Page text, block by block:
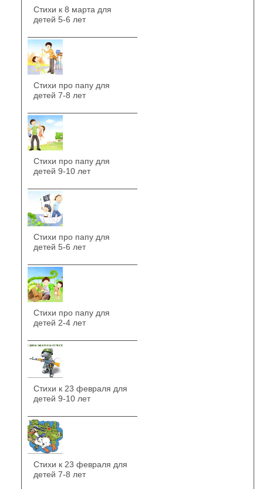
Стихи к 8 марта для
детей 5-6 лет
Стихи про папу для
детей 7-8 лет
Стихи про папу для
детей 9-10 лет
Стихи про папу для
детей 5-6 лет
Стихи про папу для
детей 2-4 лет
Стихи к 23 февраля для
детей 9-10 лет
Стихи к 23 февраля для
детей 7-8 лет